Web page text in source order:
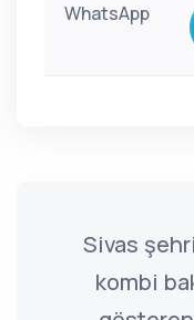
WhatsApp
Sivas
kombi